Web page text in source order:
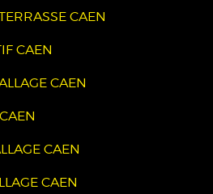
CAEN
CAEN
CAEN
CAEN
CAEN